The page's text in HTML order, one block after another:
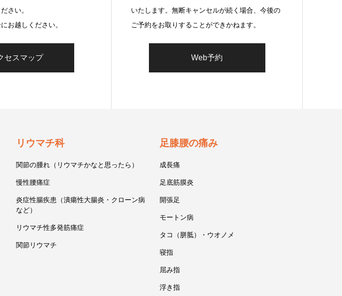
さい。
お越しください。
セスマップ
いたします。無断キャンセルが続く場合、今後の
ご予約をお取りすることができかねます。
Web予約
リウマチ科
関節の腫れ（リウマチかなと思ったら）
慢性腰痛症
炎症性腸疾患（潰瘍性大腸炎・クローン病
など）
リウマチ性多発筋痛症
関節リウマチ
足膝腰の痛み
成長痛
足底筋膜炎
開張足
モートン病
タコ（胼胝）・ウオノメ
寝指
屈み指
浮き指